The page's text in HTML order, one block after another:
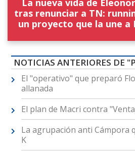
tras renunciar a TN:
un proyecto que la une a
NOTICIAS ANTERIORES DE
El "operativo" que preparó
allanada
El plan de Macri contra
La agrupación anti Cámpora
K